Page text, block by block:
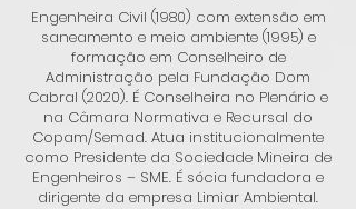
Engenheira Civil (1980) com extensão em
saneamento e meio ambiente (1995) e
formação em Conselheiro de
Administração pela Fundação Dom
Cabral (2020). É Conselheira no Plenário e
na Câmara Normativa e Recursal do
Copam/Semad. Atua institucionalmente
como Presidente da Sociedade Mineira de
Engenheiros – SME. É sócia fundadora e
dirigente da empresa Limiar Ambiental.